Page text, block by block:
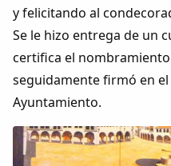
y felicitando al
Se le hizo entrega de un
certifica el
seguidamente firmó en
Ayuntamiento.